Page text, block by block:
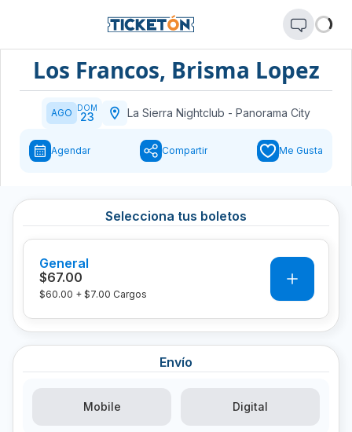
Los Francos, Brisma Lopez
AGO DOM
23 La Sierra Nightclub - Panorama City
Agendar Compartir Me Gusta
Selecciona tus boletos
General
$67.00
$60.00 + $7.00 Cargos
Envío
Mobile Digital